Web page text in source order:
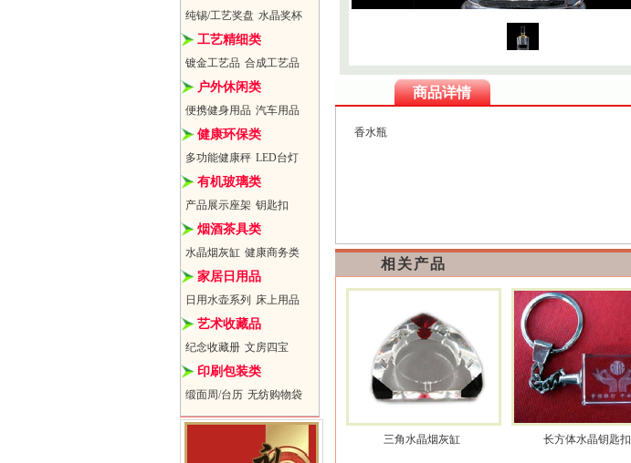
纯锡/工艺奖盘 水晶奖杯
工艺精细类
镀金工艺品 合成工艺品
户外休闲类
便携健身用品 汽车用品
健康环保类
多功能健康秤 LED台灯
有机玻璃类
产品展示座架 钥匙扣
烟酒茶具类
水晶烟灰缸 健康商务类
家居日用品
日用水壶系列 床上用品
艺术收藏品
纪念收藏册 文房四宝
印刷包装类
缎面周/台历 无纺购物袋
商品详情
香水瓶
相关产品
三角水晶烟灰缸 长方体水晶钥匙扣